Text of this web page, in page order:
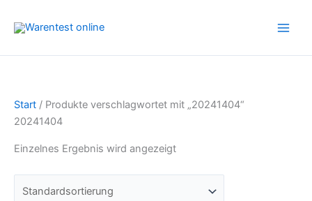
Inhalt
Start / Produkte verschlagwortet mit „20241404“
20241404
Einzelnes Ergebnis wird angezeigt